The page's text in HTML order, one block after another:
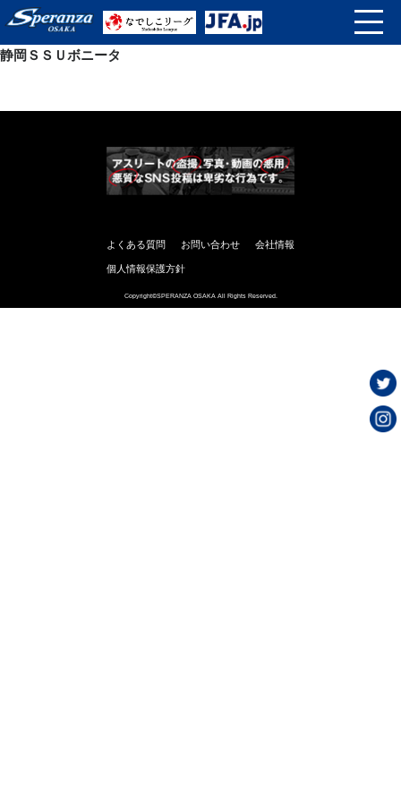
静岡ＳＳＵボニータ
よくある質問 お問い合わせ 会社情報
個人情報保護方針
Copyright©SPERANZA OSAKA All Rights Reserved.